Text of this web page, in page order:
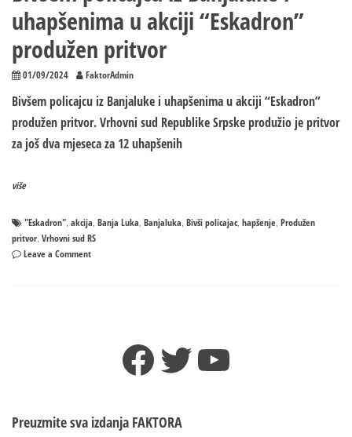
uhapšenima u akciji “Eskadron”
produžen pritvor
01/09/2024 FaktorAdmin
Bivšem policajcu iz Banjaluke i uhapšenima u akciji “Eskadron”
produžen pritvor. Vrhovni sud Republike Srpske produžio je pritvor
za još dva mjeseca za 12 uhapšenih
više
"Eskadron", akcija, Banja Luka, Banjaluka, Bivši policajac, hapšenje, Produžen
pritvor, Vrhovni sud RS
Leave a Commenton
uhapšenima
pritvor
Facebook
TwitterYouTube
Preuzmite sva izdanja FAKTORA